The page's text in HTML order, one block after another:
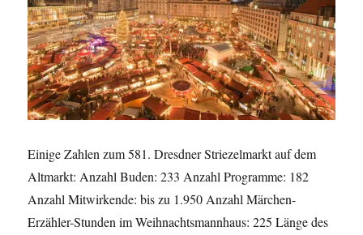
Einige Zahlen zum 581. Dresdner Striezelmarkt auf dem
Altmarkt: Anzahl Buden: 233 Anzahl Programme: 182
Anzahl Mitwirkende: bis zu 1.950 Anzahl Märchen-
Erzähler-Stunden im Weihnachtsmannhaus: 225 Länge des